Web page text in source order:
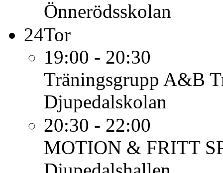
Önnerödsskolan
24Tor
19:00 - 20:30
Träningsgrupp A&B
Djupedalskolan
20:30 - 22:00
MOTION & FRITT